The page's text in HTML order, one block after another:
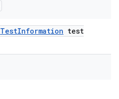
TestInformation test